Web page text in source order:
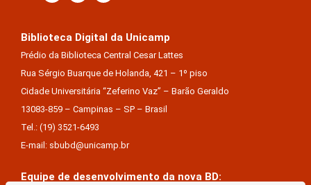
Biblioteca Digital da Unicamp
Prédio da Biblioteca Central Cesar Lattes
Rua Sérgio Buarque de Holanda, 421 – 1º piso
Cidade Universitária “Zeferino Vaz” – Barão Geraldo
13083-859 – Campinas – SP – Brasil
Tel.: (19) 3521-6493
E-mail: sbubd@unicamp.br
Equipe de desenvolvimento da nova BD: